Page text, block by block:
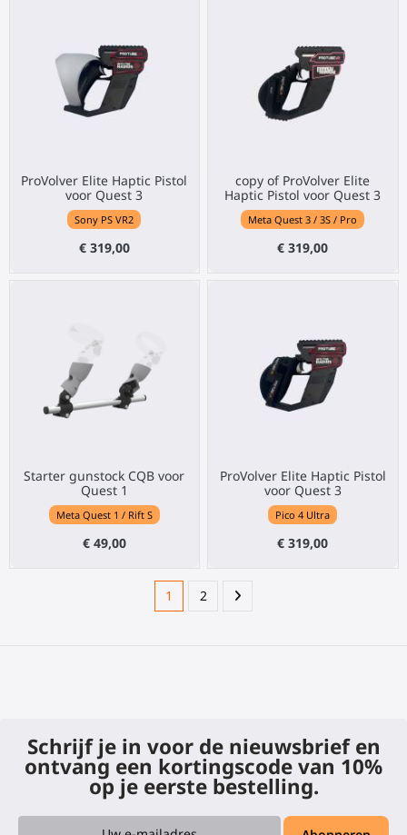
ProVolver Elite Haptic Pistol
voor Quest 3
Sony PS VR2
€ 319,00
copy of ProVolver Elite
Haptic Pistol voor Quest 3
Meta Quest 3 / 3S / Pro
€ 319,00
Starter gunstock CQB voor
Quest 1
Meta Quest 1 / Rift S
€ 49,00
ProVolver Elite Haptic Pistol
voor Quest 3
Pico 4 Ultra
€ 319,00
1 2
Schrijf je in voor de nieuwsbrief en
ontvang een kortingscode van 10%
op je eerste bestelling.